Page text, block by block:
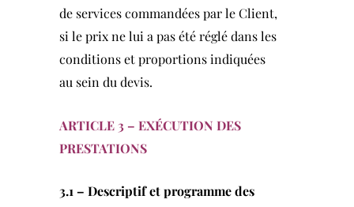
de services commandées par le Client,
si le prix ne lui a pas été réglé dans les
conditions et proportions indiquées
au sein du devis.
ARTICLE 3 – EXÉCUTION DES
PRESTATIONS
3.1 – Descriptif et programme des